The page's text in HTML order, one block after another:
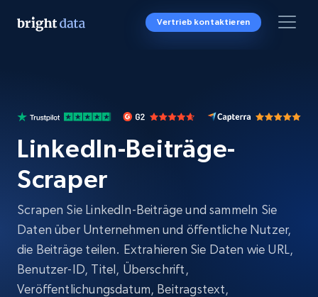
Vertrieb kontaktieren
LinkedIn-Beiträge-
Scraper
Scrapen Sie LinkedIn-Beiträge und sammeln Sie
Daten über Unternehmen und öffentliche Nutzer,
die Beiträge teilen. Extrahieren Sie Daten wie URL,
Benutzer-ID, Titel, Überschrift,
Veröffentlichungsdatum, Beitragstext,